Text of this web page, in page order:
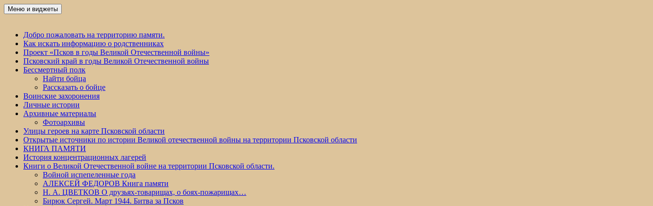
Перейти
к
Победа 60
Меню и виджеты
Добро пожаловать на территорию памяти.
Как искать информацию о родственниках
Проект «Псков в годы Великой Отечественной войны»
Псковский край в годы Великой Отечественной войны
Бессмертный полк
Найти бойца
Рассказать о бойце
Воинские захоронения
Личные истории
Архивные материалы
Фотоархивы
Улицы героев на карте Псковской области
Открытые источники по истории Великой отечественной войны на территории Псковской области
КНИГА ПАМЯТИ
История концентрационных лагерей
Книги о Великой Отечественной войне на территории Псковской области.
Войной испепеленные года
АЛЕКСЕЙ ФЕДОРОВ Книга памяти
Н. А. ЦВЕТКОВ О друзьях-товарищах, о боях-пожарищах…
Бирюк Сергей. Март 1944. Битва за Псков